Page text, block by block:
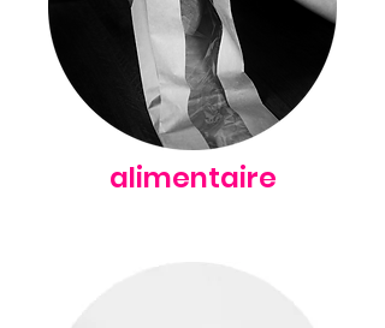
alimentaire